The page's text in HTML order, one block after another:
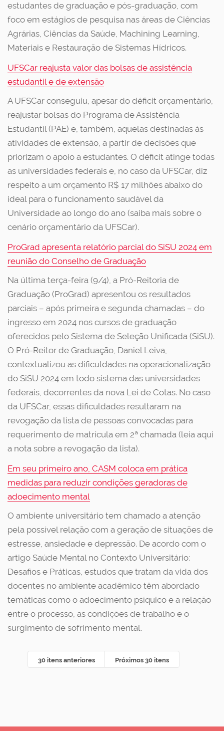
estudantes de graduação e pós-graduação, com
foco em estágios de pesquisa nas áreas de Ciências
Agrárias, Ciências da Saúde, Machining Learning,
Materiais e Restauração de Sistemas Hídricos.
UFSCar reajusta valor das bolsas de assistência
estudantil e de extensão
A UFSCar conseguiu, apesar do déficit orçamentário,
reajustar bolsas do Programa de Assistência
Estudantil (PAE) e, também, aquelas destinadas às
atividades de extensão, a partir de decisões que
priorizam o apoio a estudantes. O déficit atinge todas
as universidades federais e, no caso da UFSCar, diz
respeito a um orçamento R$ 17 milhões abaixo do
ideal para o funcionamento saudável da
Universidade ao longo do ano (saiba mais sobre o
cenário orçamentário da UFSCar).
ProGrad apresenta relatório parcial do SiSU 2024 em
reunião do Conselho de Graduação
Na última terça-feira (9/4), a Pró-Reitoria de
Graduação (ProGrad) apresentou os resultados
parciais – após primeira e segunda chamadas – do
ingresso em 2024 nos cursos de graduação
oferecidos pelo Sistema de Seleção Unificada (SiSU).
O Pró-Reitor de Graduação, Daniel Leiva,
contextualizou as dificuldades na operacionalização
do SiSU 2024 em todo sistema das universidades
federais, decorrentes da nova Lei de Cotas. No caso
da UFSCar, essas dificuldades resultaram na
revogação da lista de pessoas convocadas para
requerimento de matrícula em 2ª chamada (leia aqui
a nota sobre a revogação da lista).
Em seu primeiro ano, CASM coloca em prática
medidas para reduzir condições geradoras de
adoecimento mental
O ambiente universitário tem chamado a atenção
pela possível relação com a geração de situações de
estresse, ansiedade e depressão. De acordo com o
artigo Saúde Mental no Contexto Universitário:
Desafios e Práticas, estudos que tratam da vida dos
docentes no ambiente acadêmico têm abordado
temáticas como o adoecimento psíquico e a relação
entre o processo, as condições de trabalho e o
surgimento de sofrimento mental.
30 itens anteriores Próximos 30 itens